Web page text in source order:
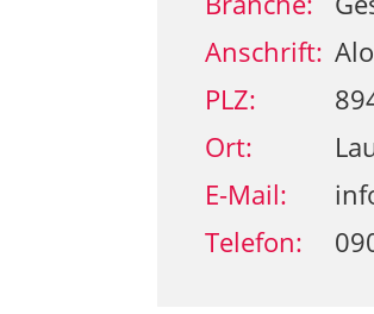
Anschrift:
PLZ:
Ort:
E-Mail:
Telefon: